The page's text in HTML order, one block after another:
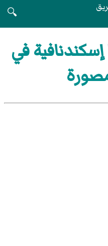
🔍
في